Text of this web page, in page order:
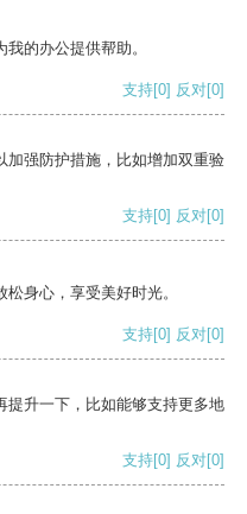
的办公提供帮助。
支持[0] 反对[0]
加强防护措施，比如增加双重验
支持[0] 反对[0]
身心，享受美好时光。
支持[0] 反对[0]
提升一下，比如能够支持更多地
支持[0] 反对[0]